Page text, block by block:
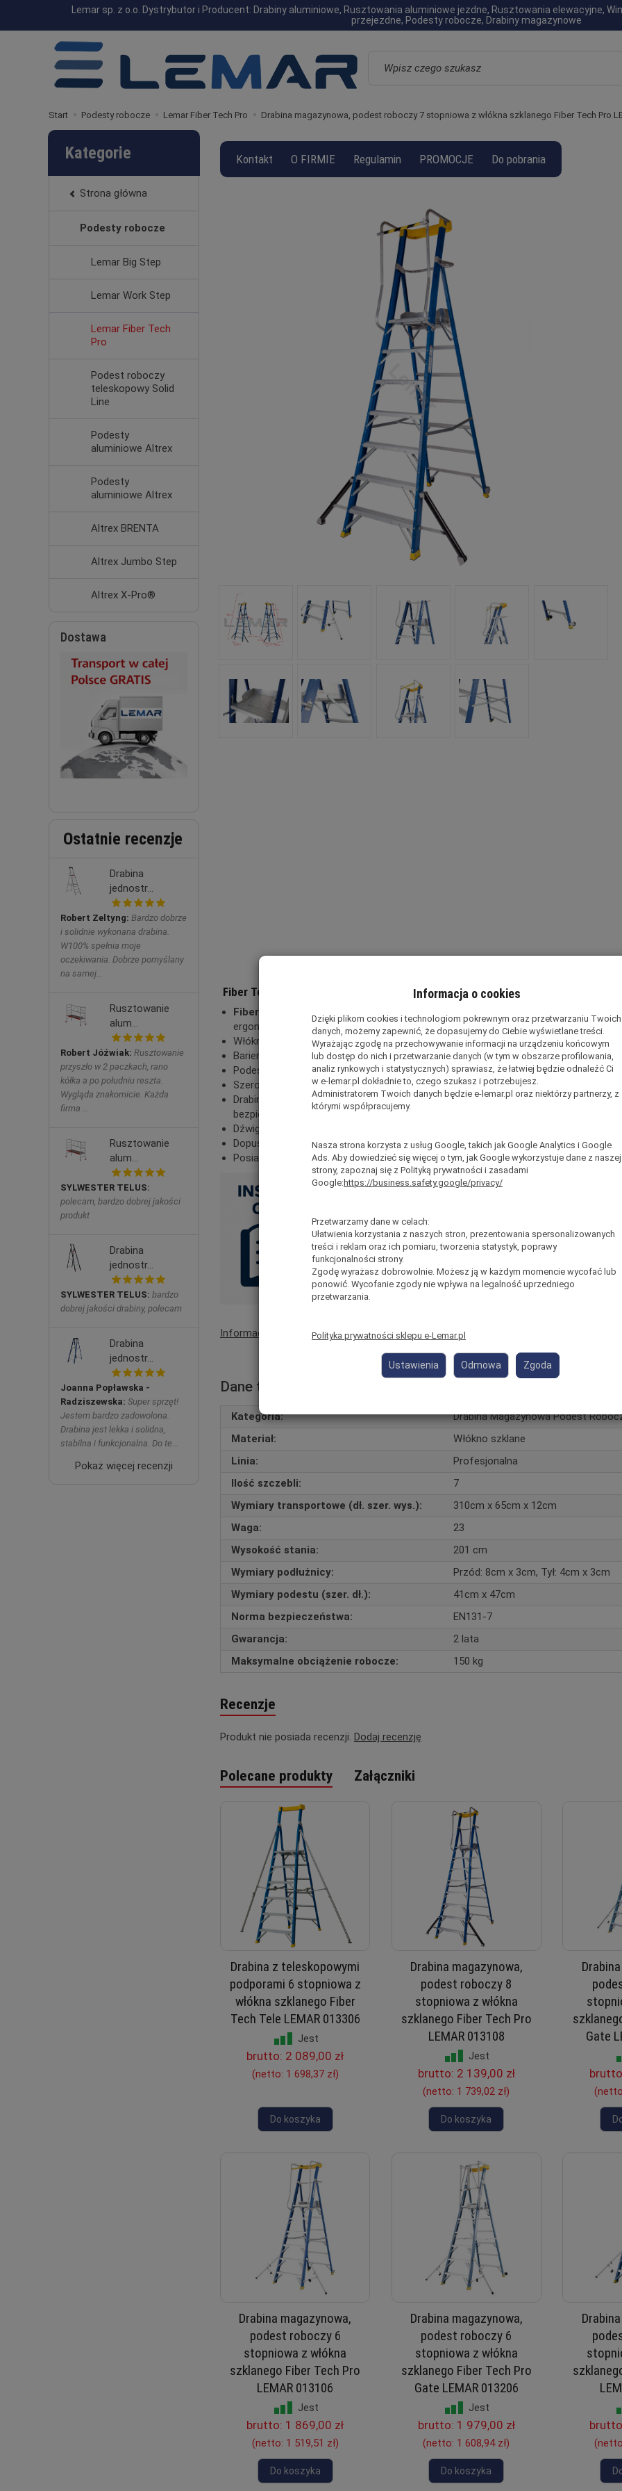
Lemar sp. z o.o. Dystrybutor i Producent: Drabiny aluminiowe, Rusztowania aluminiowe jezdne, Rusztowania elewacyjne,
przejezdne, Podesty robocze, Drabiny magazynowe
Start Podesty robocze Lemar Fiber Tech Pro Drabina magazynowa, podest roboczy 7 stopniowa z włókna szklanego Fiber Tech Pro
Kontakt O FIRMIE Regulamin PROMOCJE Do pobrania
Fiber Tech Pro LEMAR posiada szereg unikalnych cech.
Fiber Tech Pro
posiada duży podest do bezpiecznej pracy na wysokości oraz dwie
ergonomiczne poręcze.
Włókno szklane.
Barierka zabezpieczająca na poręczach za osobą pracująca wyklucza wypadnięcia z
Podest o wymiarach41 x 47 [cm].
Szerokość szczebli 8 cm
Drabina została wyposażona w zawias samoblokujący dla zapewnienia
bezpieczeństwa.
Dźwignia zabezpieczająca podest zapewnia maksymalną stabilność.
Dopuszczalne obciążenie drabiny:150 kg.
Posiada certyfikat bezpieczeństwa PN-EN-131-7
Informacje o producencie
Dane techniczne
Kategoria:
Drabina Magazynowa Podest
Materiał:
Włókno szklane
Linia:
Profesjonalna
Ilość szczebli:
7
Wymiary transportowe (dł. szer. wys.):
310cm x 65cm x 12cm
Waga:
23
Wysokość stania:
201 cm
Wymiary podłużnicy:
Przód: 8cm x 3cm, Tył: 4cm x 3cm
Wymiary podestu (szer. dł.):
41cm x 47cm
Norma bezpieczeństwa:
EN131-7
Gwarancja:
2 lata
Maksymalne obciążenie robocze:
150 kg
Recenzje
Produkt nie posiada recenzji. Dodaj recenzję
Polecane produkty Załączniki
Drabina z teleskopowymi
podporami 6 stopniowa z
włókna szklanego Fiber
Tech Tele LEMAR 013306
Jest
brutto: 2 089,00 zł
(netto: 1 698,37 zł)
Do koszyka
Drabina magazynowa,
podest roboczy 8
stopniowa z włókna
szklanego Fiber Tech Pro
LEMAR 013108
Jest
brutto: 2 139,00 zł
(netto: 1 739,02 zł)
Do koszyka
Gate
Drabina magazynowa,
podest roboczy 6
stopniowa z włókna
szklanego Fiber Tech Pro
LEMAR 013106
Jest
brutto: 1 869,00 zł
(netto: 1 519,51 zł)
Do koszyka
Drabina magazynowa,
podest roboczy 6
stopniowa z włókna
szklanego Fiber Tech Pro
Gate LEMAR 013206
Jest
brutto: 1 979,00 zł
(netto: 1 608,94 zł)
Do koszyka
Kategorie
Strona główna
Podesty robocze
Lemar Big Step
Lemar Work Step
Lemar Fiber Tech
Pro
Podest roboczy
teleskopowy Solid
Line
Podesty
aluminiowe Altrex
Podesty
aluminiowe Altrex
Altrex BRENTA
Altrex Jumbo Step
Altrex X-Pro®
Dostawa
Ostatnie recenzje
Drabina
jednostr...
Robert Zeltyng: Bardzo dobrze
i solidnie wykonana drabina.
W100% spełnia moje
oczekiwania. Dobrze pomyślany
na samej...
Rusztowanie
alum...
Robert Jóźwiak: Rusztowanie
przyszło w 2 paczkach, rano
kółka a po południu reszta.
Wygląda znakomicie. Każda
firma ...
Rusztowanie
alum...
SYLWESTER TELUS:
polecam, bardzo dobrej jakości
produkt
Drabina
jednostr...
SYLWESTER TELUS: bardzo
dobrej jakości drabiny, polecam
Drabina
jednostr...
Joanna Popławska -
Radziszewska: Super sprzęt!
Jestem bardzo zadowolona.
Drabina jest lekka i solidna,
stabilna i funkcjonalna. Do te...
Pokaż więcej recenzji
Informacja o cookies
Dzięki plikom cookies i technologiom pokrewnym oraz przetwarzaniu Twoich
danych, możemy zapewnić, że dopasujemy do Ciebie wyświetlane treści.
Wyrażając zgodę na przechowywanie informacji na urządzeniu końcowym
lub dostęp do nich i przetwarzanie danych (w tym w obszarze profilowania,
analiz rynkowych i statystycznych) sprawiasz, że łatwiej będzie odnaleźć Ci
w e-lemar.pl dokładnie to, czego szukasz i potrzebujesz.
Administratorem Twoich danych będzie e-lemar.pl oraz niektórzy partnerzy, z
którymi współpracujemy.
Nasza strona korzysta z usług Google, takich jak Google Analytics i Google
Ads. Aby dowiedzieć się więcej o tym, jak Google wykorzystuje dane z naszej
strony, zapoznaj się z Polityką prywatności i zasadami
Google: https://business.safety.google/privacy/
Przetwarzamy dane w celach:
Ułatwienia korzystania z naszych stron, prezentowania spersonalizowanych
treści i reklam oraz ich pomiaru, tworzenia statystyk, poprawy
funkcjonalności strony.
Zgodę wyrażasz dobrowolnie. Możesz ją w każdym momencie wycofać lub
ponowić. Wycofanie zgody nie wpływa na legalność uprzedniego
przetwarzania.
Polityka prywatności sklepu e-Lemar.pl
Ustawienia Odmowa Zgoda